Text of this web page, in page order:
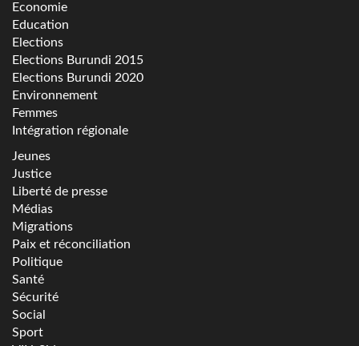
Economie
Education
Elections
Elections Burundi 2015
Elections Burundi 2020
Environnement
Femmes
Intégration régionale
Jeunes
Justice
Liberté de presse
Médias
Migrations
Paix et réconciliation
Politique
Santé
Sécurité
Social
Sport